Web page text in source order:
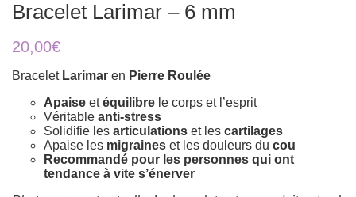
Bracelet Larimar – 6 mm
20,00€
Bracelet Larimar en Pierre Roulée
Apaise etéquilibre le corps et l’esprit
Véritable anti-stress
Solidifie les articulations et les cartilages
Apaise les migraines et les douleurs du cou
Recommandé pour les personnes qui ont
tendance à vite s’énerver